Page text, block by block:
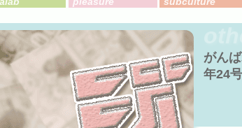
がん
年24